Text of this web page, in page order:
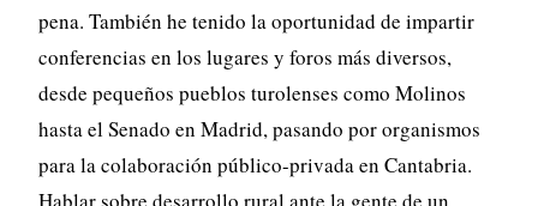
pena. También he tenido la oportunidad de impartir
conferencias en los lugares y foros más diversos,
desde pequeños pueblos turolenses como Molinos
hasta el Senado en Madrid, pasando por organismos
para la colaboración público-privada en Cantabria.